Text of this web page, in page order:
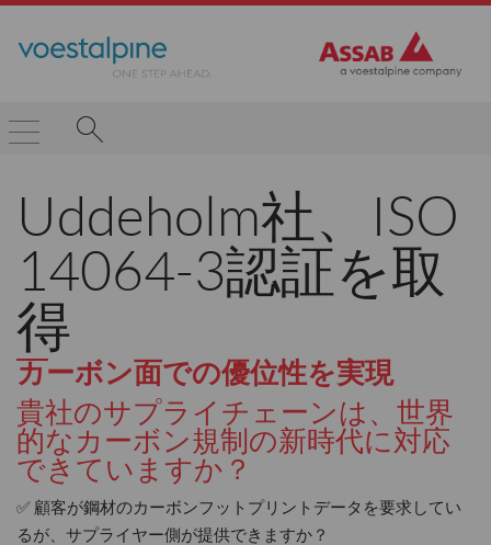
Uddeholm社、ISO
14064-3認証を取
得
カーボン面での優位性を実現
貴社のサプライチェーンは、世界
的なカーボン規制の新時代に対応
できていますか？
✅ 顧客が鋼材のカーボンフットプリントデータを要求してい
るが、サプライヤー側が提供できますか？